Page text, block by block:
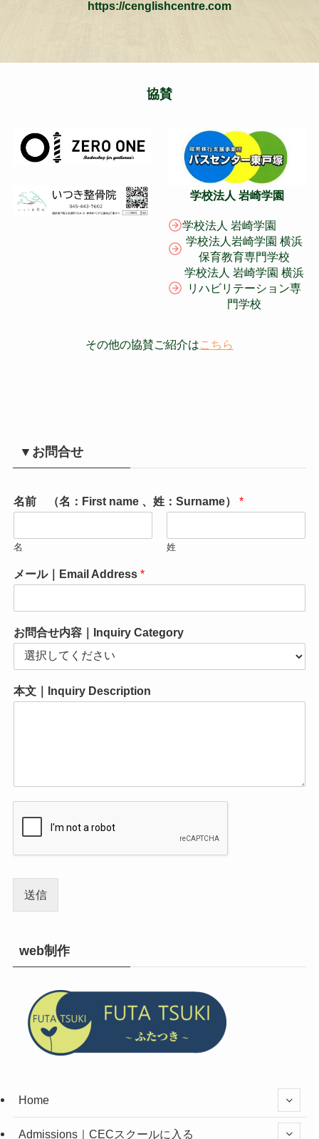
https://cenglishcentre.com
協賛
学校法人 岩崎学園
学校法人 岩崎学園
学校法人岩崎学園 横浜
保育教育専門学校
学校法人 岩崎学園 横浜
リハビリテーション専
門学校
その他の協賛ご紹介はこちら
▼お問合せ
名前 （名：First name 、姓：Surname） *
名 姓
メール｜Email Address *
お問合せ内容｜Inquiry Category
本文｜Inquiry Description
送信
web制作
Home
Admissions｜CECスクールに入る